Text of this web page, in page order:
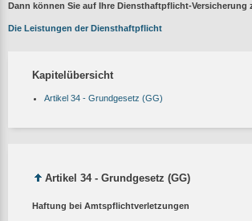
Dann können Sie auf Ihre Diensthaftpflicht-Versicherung
Die Leistungen der Diensthaftpflicht
Kapitelübersicht
Artikel 34 - Grundgesetz (GG)
Artikel 34 - Grundgesetz (GG)
Haftung bei Amtspflichtverletzungen